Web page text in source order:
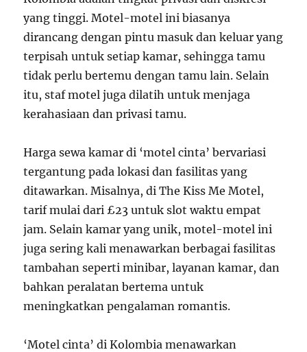
yang tinggi. Motel-motel ini biasanya
dirancang dengan pintu masuk dan keluar yang
terpisah untuk setiap kamar, sehingga tamu
tidak perlu bertemu dengan tamu lain. Selain
itu, staf motel juga dilatih untuk menjaga
kerahasiaan dan privasi tamu.
Harga sewa kamar di ‘motel cinta’ bervariasi
tergantung pada lokasi dan fasilitas yang
ditawarkan. Misalnya, di The Kiss Me Motel,
tarif mulai dari £23 untuk slot waktu empat
jam. Selain kamar yang unik, motel-motel ini
juga sering kali menawarkan berbagai fasilitas
tambahan seperti minibar, layanan kamar, dan
bahkan peralatan bertema untuk
meningkatkan pengalaman romantis.
‘Motel cinta’ di Kolombia menawarkan